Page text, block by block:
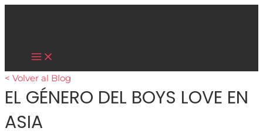
Ir
Main
< Volver al Blog
EL GÉNERO DEL BOYS LOVE EN
ASIA